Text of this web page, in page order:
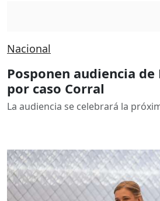
Nacional
Posponen audiencia de
por caso Corral
La audiencia se celebrará la